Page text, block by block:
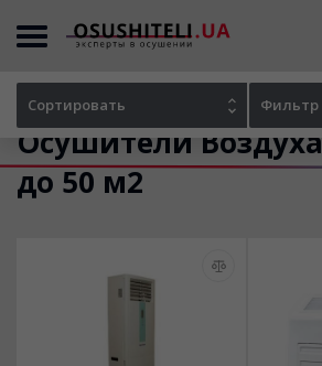
Осушители Воздуха
до 50 м2
Сортировать Фильтр